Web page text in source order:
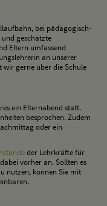
bei pädagogisch-
geschätzte
Eltern umfassend
an unserer
wir gerne über die Schule
ein Elternabend statt.
besprochen. Zudem
oder ein
der Lehrkräfte für
vorher an. Sollten es
nutzen, können Sie mit